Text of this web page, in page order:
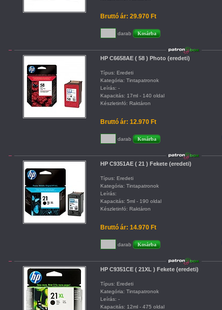
Bruttó ár: 29.970 Ft
darab
HP C6658AE ( 58 ) Photo (eredeti)
Típus: Eredeti
Kategória: Tintapatronok
Leírás: -
Kapacitás: 17ml - 140 oldal
Készletinfó: Raktáron
Bruttó ár: 12.970 Ft
darab
HP C9351AE ( 21 ) Fekete (eredeti)
Típus: Eredeti
Kategória: Tintapatronok
Leírás:
Kapacitás: 5ml - 190 oldal
Készletinfó: Raktáron
Bruttó ár: 14.970 Ft
darab
HP C9351CE ( 21XL ) Fekete (eredeti)
Típus: Eredeti
Kategória: Tintapatronok
Leírás: -
Kapacitás: 12ml - 475 oldal